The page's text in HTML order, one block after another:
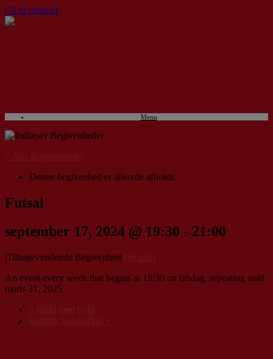
Gå til indhold
Menu
Denne begivenhed er allerede afholdt.
Futsal
september 17, 2024 @ 19:30 - 21:00
|Tilbagevendende Begivenhed
An event every week that begins at 19:30 on tirsdag, repeating until
marts 31, 2025